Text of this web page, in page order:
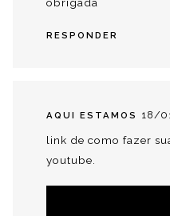
RESPONDER
AQUI ESTAMOS 18/
link de como fazer
youtube.